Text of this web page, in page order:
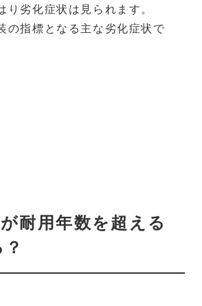
り劣化症状は見られます。
の指標となる主な劣化症状で
耐用年数を超える